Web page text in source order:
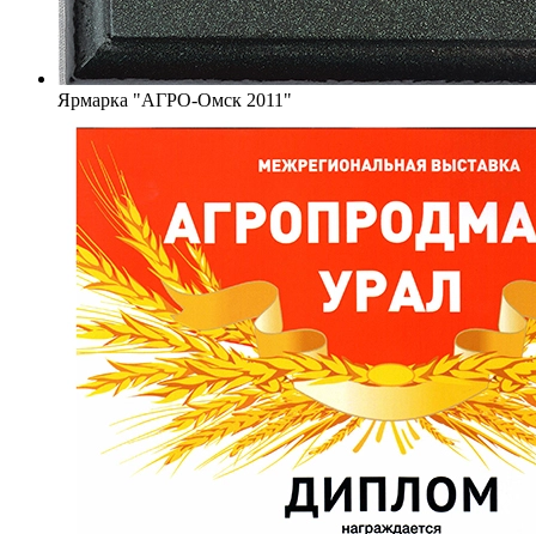
Ярмарка "АГРО-Омск 2011"